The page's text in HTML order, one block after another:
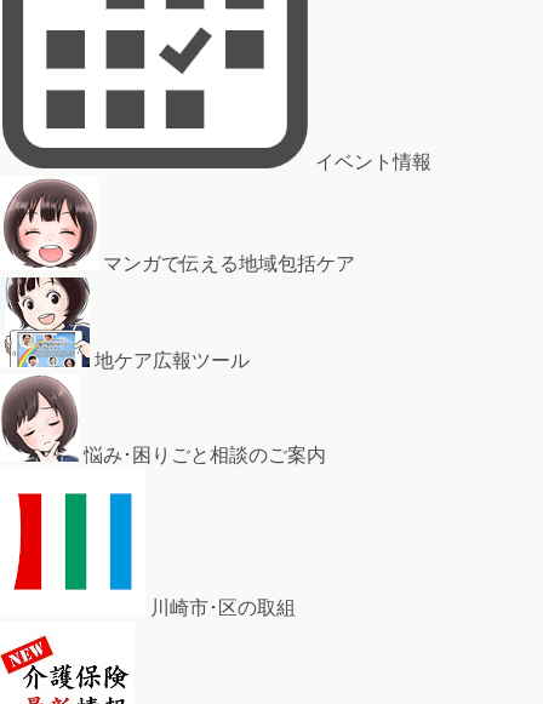
イベント情報
マンガで伝える地域包括ケア
地ケア広報ツール
悩み･困りごと相談のご案内
川崎市･区の取組